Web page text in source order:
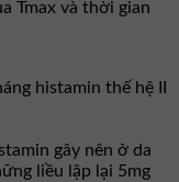
Tmax và thời gian
histamin thế hệ II
gây nên ở da
liều lập lại 5mg